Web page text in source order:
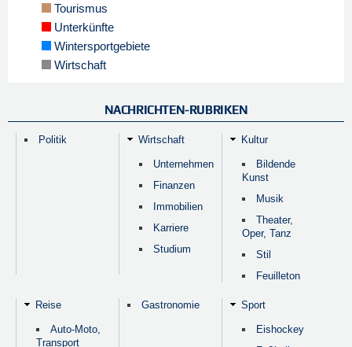
Tourismus
Unterkünfte
Wintersportgebiete
Wirtschaft
NACHRICHTEN-RUBRIKEN
Politik Wirtschaft
Unternehmen
Finanzen
Immobilien
Karriere
Studium
Kultur
Bildende
Kunst
Musik
Theater,
Oper, Tanz
Stil
Feuilleton
Reise
Auto-Moto,
Transport
Gastronomie Sport
Eishockey